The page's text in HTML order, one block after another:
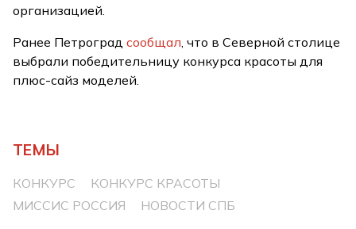
организацией.
Ранее Петроградсообщал , что в Северной столице
выбрали победительницу конкурса красоты для
плюс-сайз моделей.
ТЕМЫ
КОНКУРС
КОНКУРС КРАСОТЫ
МИССИС РОССИЯ
НОВОСТИ СПБ